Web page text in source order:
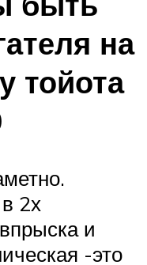
на
тойота
2х
и
-это